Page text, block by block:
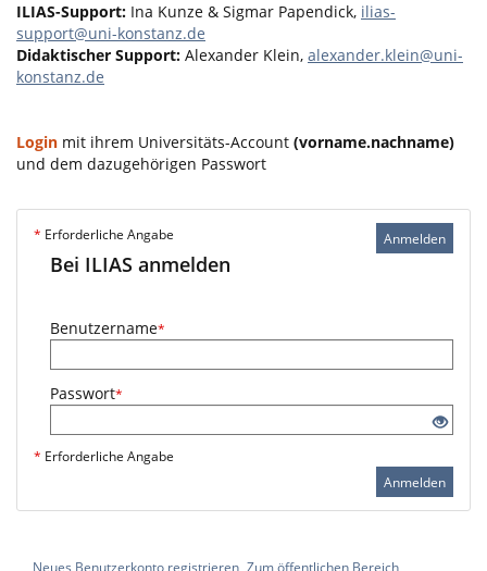
ILIAS-Support: Ina Kunze & Sigmar Papendick, ilias-
support@uni-konstanz.de
Didaktischer Support: Alexander Klein, alexander.klein@uni-
konstanz.de
Login mit ihrem Universitäts-Account (vorname.nachname)
und dem dazugehörigen Passwort
Anmelden
* Erforderliche Angabe
Bei ILIAS anmelden
Benutzername*
Passwort*
* Erforderliche Angabe
Anmelden